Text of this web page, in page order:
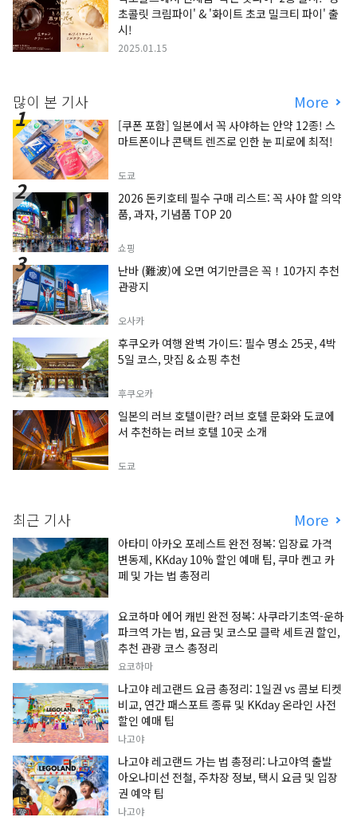
초콜릿 크림파이' & '화이트 초코 밀크티 파이' 출
시!
2025.01.15
많이 본 기사 More
[쿠폰 포함] 일본에서 꼭 사야하는 안약 12종! 스
마트폰이나 콘택트 렌즈로 인한 눈 피로에 최적!
도쿄
2026 돈키호테 필수 구매 리스트: 꼭 사야 할 의약
품, 과자, 기념품 TOP 20
쇼핑
난바 (難波)에 오면 여기만큼은 꼭！10가지 추천
관광지
오사카
후쿠오카 여행 완벽 가이드: 필수 명소 25곳, 4박
5일 코스, 맛집 & 쇼핑 추천
후쿠오카
일본의 러브 호텔이란? 러브 호텔 문화와 도쿄에
서 추천하는 러브 호텔 10곳 소개
도쿄
최근 기사 More
아타미 아카오 포레스트 완전 정복: 입장료 가격
변동제, KKday 10% 할인 예매 팁, 쿠마 켄고 카
페 및 가는 법 총정리
요코하마 에어 캐빈 완전 정복: 사쿠라기초역-운하
파크역 가는 법, 요금 및 코스모 클락 세트권 할인,
추천 관광 코스 총정리
요코하마
나고야 레고랜드 요금 총정리: 1일권 vs 콤보 티켓
비교, 연간 패스포트 종류 및 KKday 온라인 사전
할인 예매 팁
나고야
나고야 레고랜드 가는 법 총정리: 나고야역 출발
아오나미선 전철, 주차장 정보, 택시 요금 및 입장
권 예약 팁
나고야